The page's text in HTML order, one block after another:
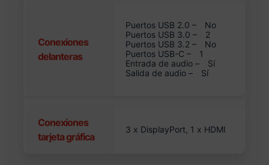
Conexiones
delanteras
Puertos USB 2.0 –
No
Puertos USB 3.0 –
2
Puertos USB 3.2 –
No
Puertos USB-C –
1
Entrada de audio –
Sí
Salida de audio –
Sí
Conexiones
tarjeta gráfica
3 x DisplayPort, 1 x HDMI